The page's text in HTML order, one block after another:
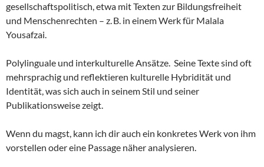
gesellschaftspolitisch, etwa mit Texten zur Bildungsfreiheit
und Menschenrechten – z. B. in einem Werk für Malala
Yousafzai.
Polylinguale und interkulturelle Ansätze. Seine Texte sind oft
mehrsprachig und reflektieren kulturelle Hybridität und
Identität, was sich auch in seinem Stil und seiner
Publikationsweise zeigt.
Wenn du magst, kann ich dir auch ein konkretes Werk von ihm
vorstellen oder eine Passage näher analysieren.